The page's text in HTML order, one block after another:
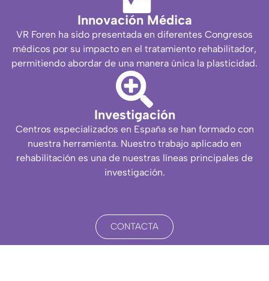
Innovación Médica
VR Foren ha sido presentada en diferentes Congresos
médicos por su impacto en el tratamiento rehabilitador,
permitiendo abordar de una manera única la plasticidad.
Investigación
Centros especializados en España se han formado con
nuestra herramienta. Nuestro trabajo aplicado en
rehabilitación es una de nuestras líneas principales de
investigación.
CONTACTA